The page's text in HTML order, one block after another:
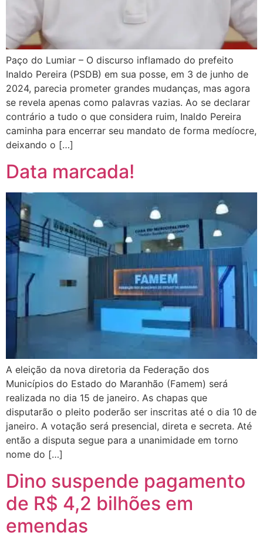
Paço do Lumiar – O discurso inflamado do prefeito
Inaldo Pereira (PSDB) em sua posse, em 3 de junho de
2024, parecia prometer grandes mudanças, mas agora
se revela apenas como palavras vazias. Ao se declarar
contrário a tudo o que considera ruim, Inaldo Pereira
caminha para encerrar seu mandato de forma medíocre,
deixando o […]
Data marcada!
A eleição da nova diretoria da Federação dos
Municípios do Estado do Maranhão (Famem) será
realizada no dia 15 de janeiro. As chapas que
disputarão o pleito poderão ser inscritas até o dia 10 de
janeiro. A votação será presencial, direta e secreta. Até
então a disputa segue para a unanimidade em torno
nome do […]
Dino suspende pagamento
de R$ 4,2 bilhões em
emendas